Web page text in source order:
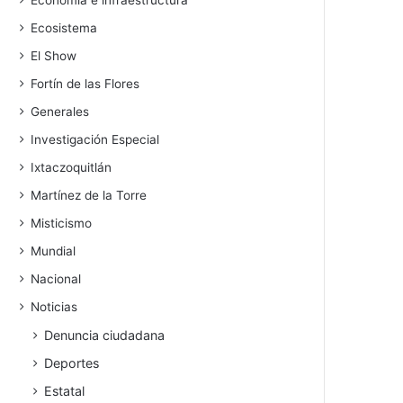
Ecosistema
El Show
Fortín de las Flores
Generales
Investigación Especial
Ixtaczoquitlán
Martínez de la Torre
Misticismo
Mundial
Nacional
Noticias
Denuncia ciudadana
Deportes
Estatal